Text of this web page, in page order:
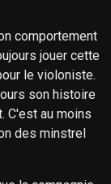
comportement
jouer cette
le violoniste.
son histoire
C'est au moins
des minstrel